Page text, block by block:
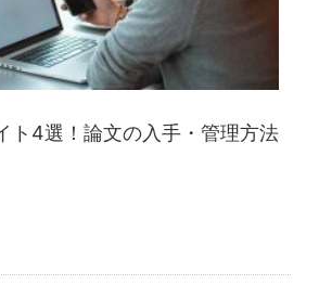
ト4選！論文の入手・管理方法